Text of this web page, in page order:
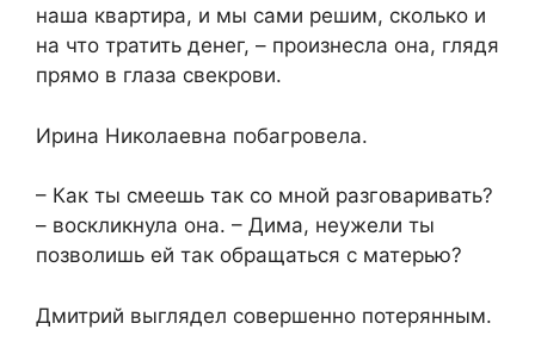
наша квартира, и мы сами решим, сколько и
на что тратить денег, – произнесла она, глядя
прямо в глаза свекрови.
Ирина Николаевна побагровела.
– Как ты смеешь так со мной разговаривать?
– воскликнула она. – Дима, неужели ты
позволишь ей так обращаться с матерью?
Дмитрий выглядел совершенно потерянным.